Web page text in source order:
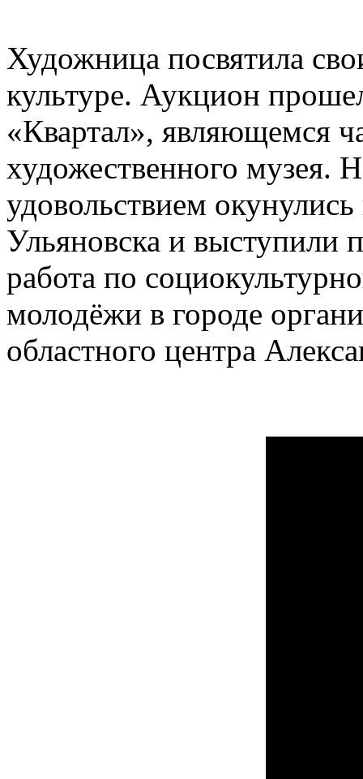
Художница посвятила
культуре. Аукцион
«Квартал», являющемся
художественного музея.
удовольствием
Ульяновска и выступили
работа по
молодёжи в городе
областного центра